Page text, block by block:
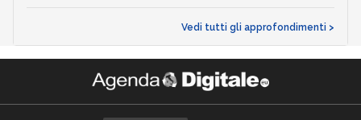
Vedi tutti gli approfondimenti >